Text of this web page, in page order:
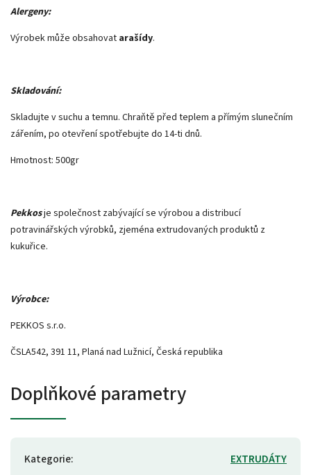
Alergeny:
Výrobek může obsahovat arašídy.
Skladování:
Skladujte v suchu a temnu. Chraňtě před teplem a přímým slunečním
zářením, po otevření spotřebujte do 14-ti dnů.
Hmotnost: 500gr
Pekkosje společnost zabývající se výrobou a distribucí
potravinářských výrobků, zjeména extrudovaných produktů z
kukuřice.
Výrobce:
PEKKOS s.r.o.
ČSLA542, 391 11, Planá nad Lužnicí, Česká republika
Doplňkové parametry
Kategorie: EXTRUDÁTY